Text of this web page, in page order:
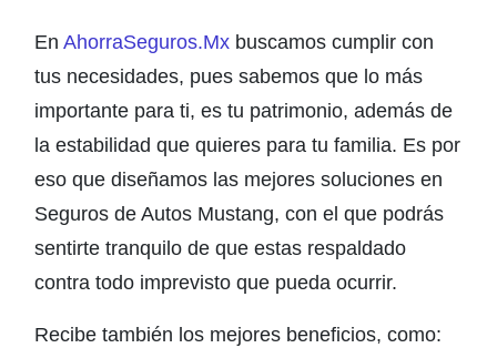
En AhorraSeguros.Mx buscamos cumplir con
tus necesidades, pues sabemos que lo más
importante para ti, es tu patrimonio, además de
la estabilidad que quieres para tu familia. Es por
eso que diseñamos las mejores soluciones en
Seguros de Autos Mustang, con el que podrás
sentirte tranquilo de que estas respaldado
contra todo imprevisto que pueda ocurrir.
Recibe también los mejores beneficios, como: